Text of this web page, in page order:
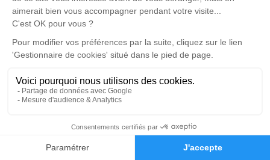
Faire-part Hommages
Un service de plantation d’arbre hommage est
disponible ici
Je rends hommage
Cérémonie religieuse
mercredi 19 mars 2025 à 10h30
49000 Angers